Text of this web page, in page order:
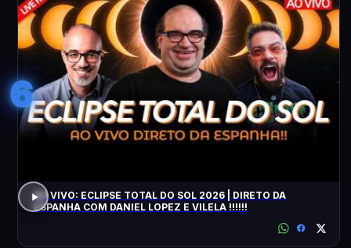
6
AO VIVO: ECLIPSE TOTAL DO SOL 2026 | DIRETO DA
ESPANHA COM DANIEL LOPEZ E VILELA !!!!!!